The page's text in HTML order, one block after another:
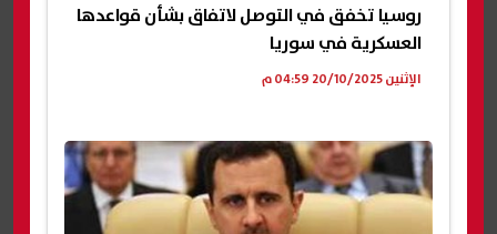
روسيا تخفق في التوصل لاتفاق بشأن قواعدها
العسكرية في سوريا
الإثنين 20/10/2025 04:59 م